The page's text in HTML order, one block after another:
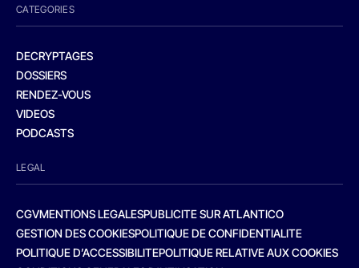
CATEGORIES
DECRYPTAGES
DOSSIERS
RENDEZ-VOUS
VIDEOS
PODCASTS
LEGAL
CGVMENTIONS LEGALESPUBLICITE SUR ATLANTICO
GESTION DES COOKIESPOLITIQUE DE CONFIDENTIALITE
POLITIQUE D’ACCESSIBILITEPOLITIQUE RELATIVE AUX COOKIES